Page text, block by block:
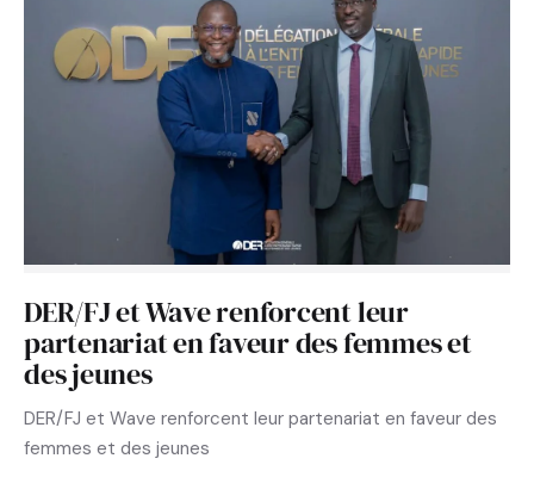
DER/FJ et Wave renforcent leur
partenariat en faveur des femmes et
des jeunes
DER/FJ et Wave renforcent leur partenariat en faveur des
femmes et des jeunes